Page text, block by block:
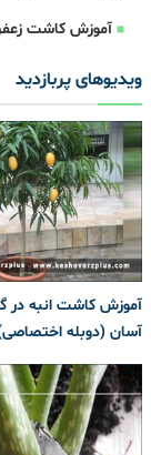
آموزش کاشت
ویدیوهای پربازدید
آموزش کاشت انبه در
آسان (دوبله